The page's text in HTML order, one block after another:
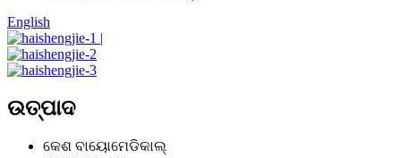
English
ଉତ୍ପାଦ
କେଶ ବାୟୋମେଡିକାଲ୍